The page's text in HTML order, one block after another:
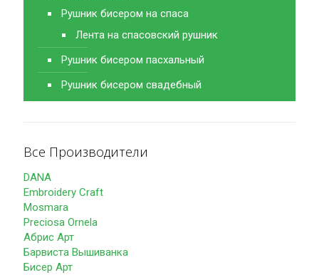
Рушник бисером на спаса
Лента на спасовский рушник
Рушник бисером пасхальный
Рушник бисером свадебный
Все Производители
DANA
Embroidery Craft
Mosmara
Preciosa Ornela
Абрис Арт
Барвиста Вышиванка
Бисер Арт